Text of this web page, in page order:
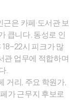
은 카페·도서관 보
큽니다. 동성로 인
시 피크가 많
관 업무에 적합하며
.
거리, 주요 학원가,
가 근무지 후보로